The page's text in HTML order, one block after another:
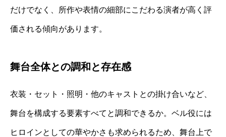
だけでなく、所作や表情の細部にこだわる演者が高く評
価される傾向があります。
舞台全体との調和と存在感
衣装・セット・照明・他のキャストとの掛け合いなど、
舞台を構成する要素すべてと調和できるか。ベル役には
ヒロインとしての華やかさも求められるため、舞台上で